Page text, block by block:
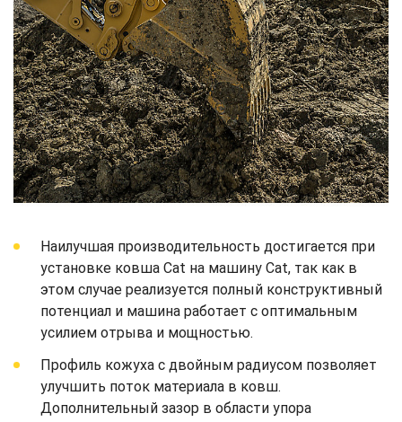
Наилучшая производительность достигается при
установке ковша Cat на машину Cat, так как в
этом случае реализуется полный конструктивный
потенциал и машина работает с оптимальным
усилием отрыва и мощностью.
Профиль кожуха с двойным радиусом позволяет
улучшить поток материала в ковш.
Дополнительный зазор в области упора